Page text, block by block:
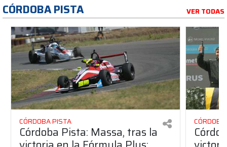
CÓRDOBA PISTA VER TODAS
CÓRDOBA PISTA
Córdoba Pista: Massa, tras la